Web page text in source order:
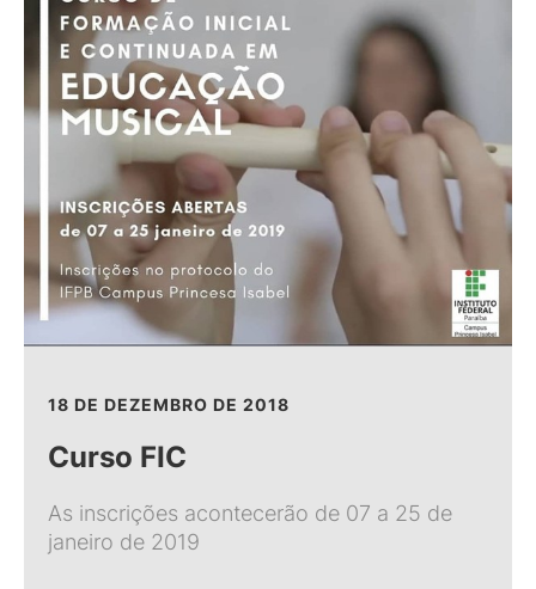
18 DE DEZEMBRO DE 2018
Curso FIC
As inscrições acontecerão de 07 a 25 de
janeiro de 2019